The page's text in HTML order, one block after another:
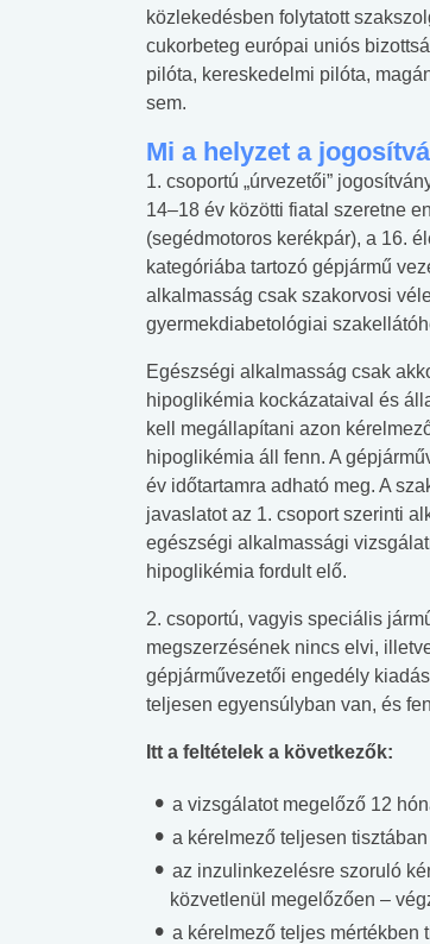
közlekedésben folytatott
cukorbeteg európai uniós
pilóta, kereskedelmi pilóta,
sem.
Mi a helyzet a
1. csoportú „úrvezetői”
14–18 év közötti fiatal szeretne
(segédmotoros kerékpár), a 16.
kategóriába tartozó gépjármű
alkalmasság csak szakorvosi
gyermekdiabetológiai
Egészségi alkalmasság csak
hipoglikémia kockázataival és
kell megállapítani azon
hipoglikémia áll fenn. A
év időtartamra adható meg. A
javaslatot az 1. csoport szerinti
egészségi alkalmassági
hipoglikémia fordult elő.
2. csoportú, vagyis speciális
megszerzésének nincs elvi,
gépjárművezetői engedély
teljesen egyensúlyban van, és
Itt a feltételek a következők:
a vizsgálatot megelőző 12
a kérelmező teljesen
az inzulinkezelésre szoruló
közvetlenül megelőzően –
a kérelmező teljes mértékben
#Zöldövezet